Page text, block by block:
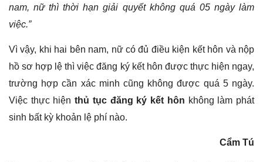
nam, nữ thì thời hạn giải quyết không quá 05 ngày làm
việc.”
Vì vậy, khi hai bên nam, nữ có đủ điều kiện kết hôn và nộp
hồ sơ hợp lệ thì việc đăng ký kết hôn được thực hiện ngay,
trường hợp cần xác minh cũng không được quá 5 ngày.
Việc thực hiệnthủ tục đăng ký kết hôn không làm phát
sinh bất kỳ khoản lệ phí nào.
Cẩm Tú